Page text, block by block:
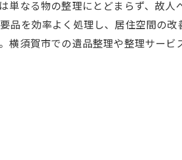
単なる物の整理にとどまらず、故
品を効率よく処理し、居住空間の
横須賀市での遺品整理や整理サー